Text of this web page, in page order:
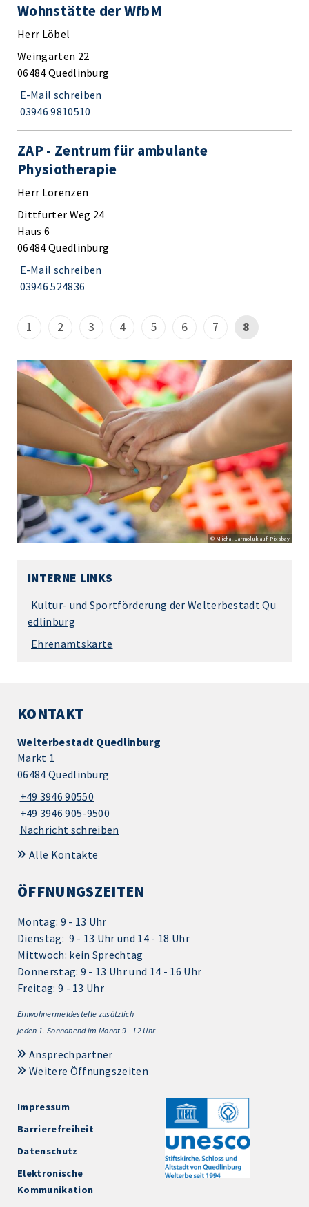
Wohnstätte der WfbM
Herr Löbel
Weingarten 22
06484 Quedlinburg
E-Mail schreiben
03946 9810510
ZAP - Zentrum für ambulante
Physiotherapie
Herr Lorenzen
Dittfurter Weg 24
Haus 6
06484 Quedlinburg
E-Mail schreiben
03946 524836
1 2 3 4 5 6 7 8
© Michal Jarmoluk auf Pixabay
INTERNE LINKS
Kultur- und Sportförderung der Welterbestadt Qu
edlinburg
Ehrenamtskarte
KONTAKT
Welterbestadt Quedlinburg
Markt 1
06484 Quedlinburg
+49 3946 90550
+49 3946 905-9500
Nachricht schreiben
Alle Kontakte
ÖFFNUNGSZEITEN
Montag: 9 - 13 Uhr
Dienstag: 9 - 13 Uhr und 14 - 18 Uhr
Mittwoch: kein Sprechtag
Donnerstag: 9 - 13 Uhr und 14 - 16 Uhr
Freitag: 9 - 13 Uhr
Einwohnermeldestelle zusätzlich
jeden 1. Sonnabend im Monat 9 - 12 Uhr
Ansprechpartner
Weitere Öffnungszeiten
Impressum
Barrierefreiheit
Datenschutz
Elektronische
Kommunikation